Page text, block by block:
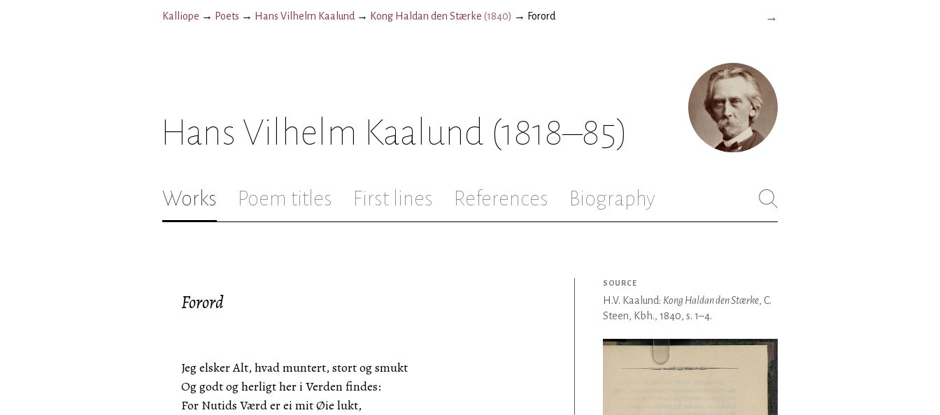
Kalliope → Poets → Hans Vilhelm Kaalund → Kong Haldan den Stærke (1840) → Forord →
Hans Vilhelm Kaalund (1818–85)
Works Poem titles First lines References Biography
Forord
Jeg elsker Alt, hvad muntert, stort og smukt
Og godt og herligt her i Verden findes:
For Nutids Værd er ei mit Øie lukt,
SOURCE
H.V. Kaalund: Kong Haldan den Stærke, C.
Steen, Kbh., 1840, s. 1–4.